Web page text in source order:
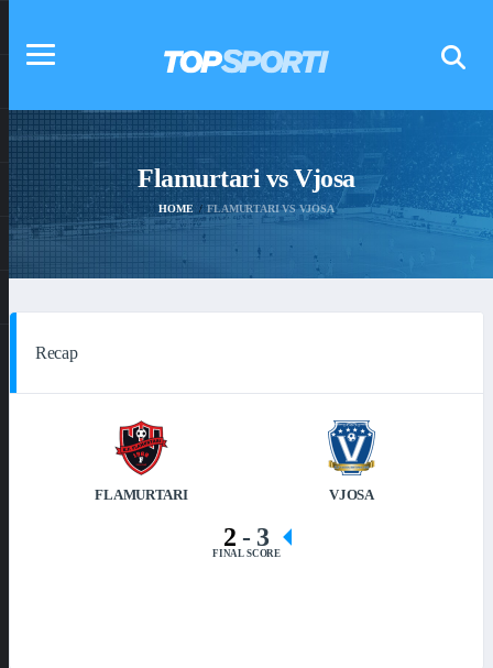
Flamurtari vs Vjosa
HOME FLAMURTARI VS VJOSA
Recap
FLAMURTARI VJOSA
2- 3
FINAL SCORE